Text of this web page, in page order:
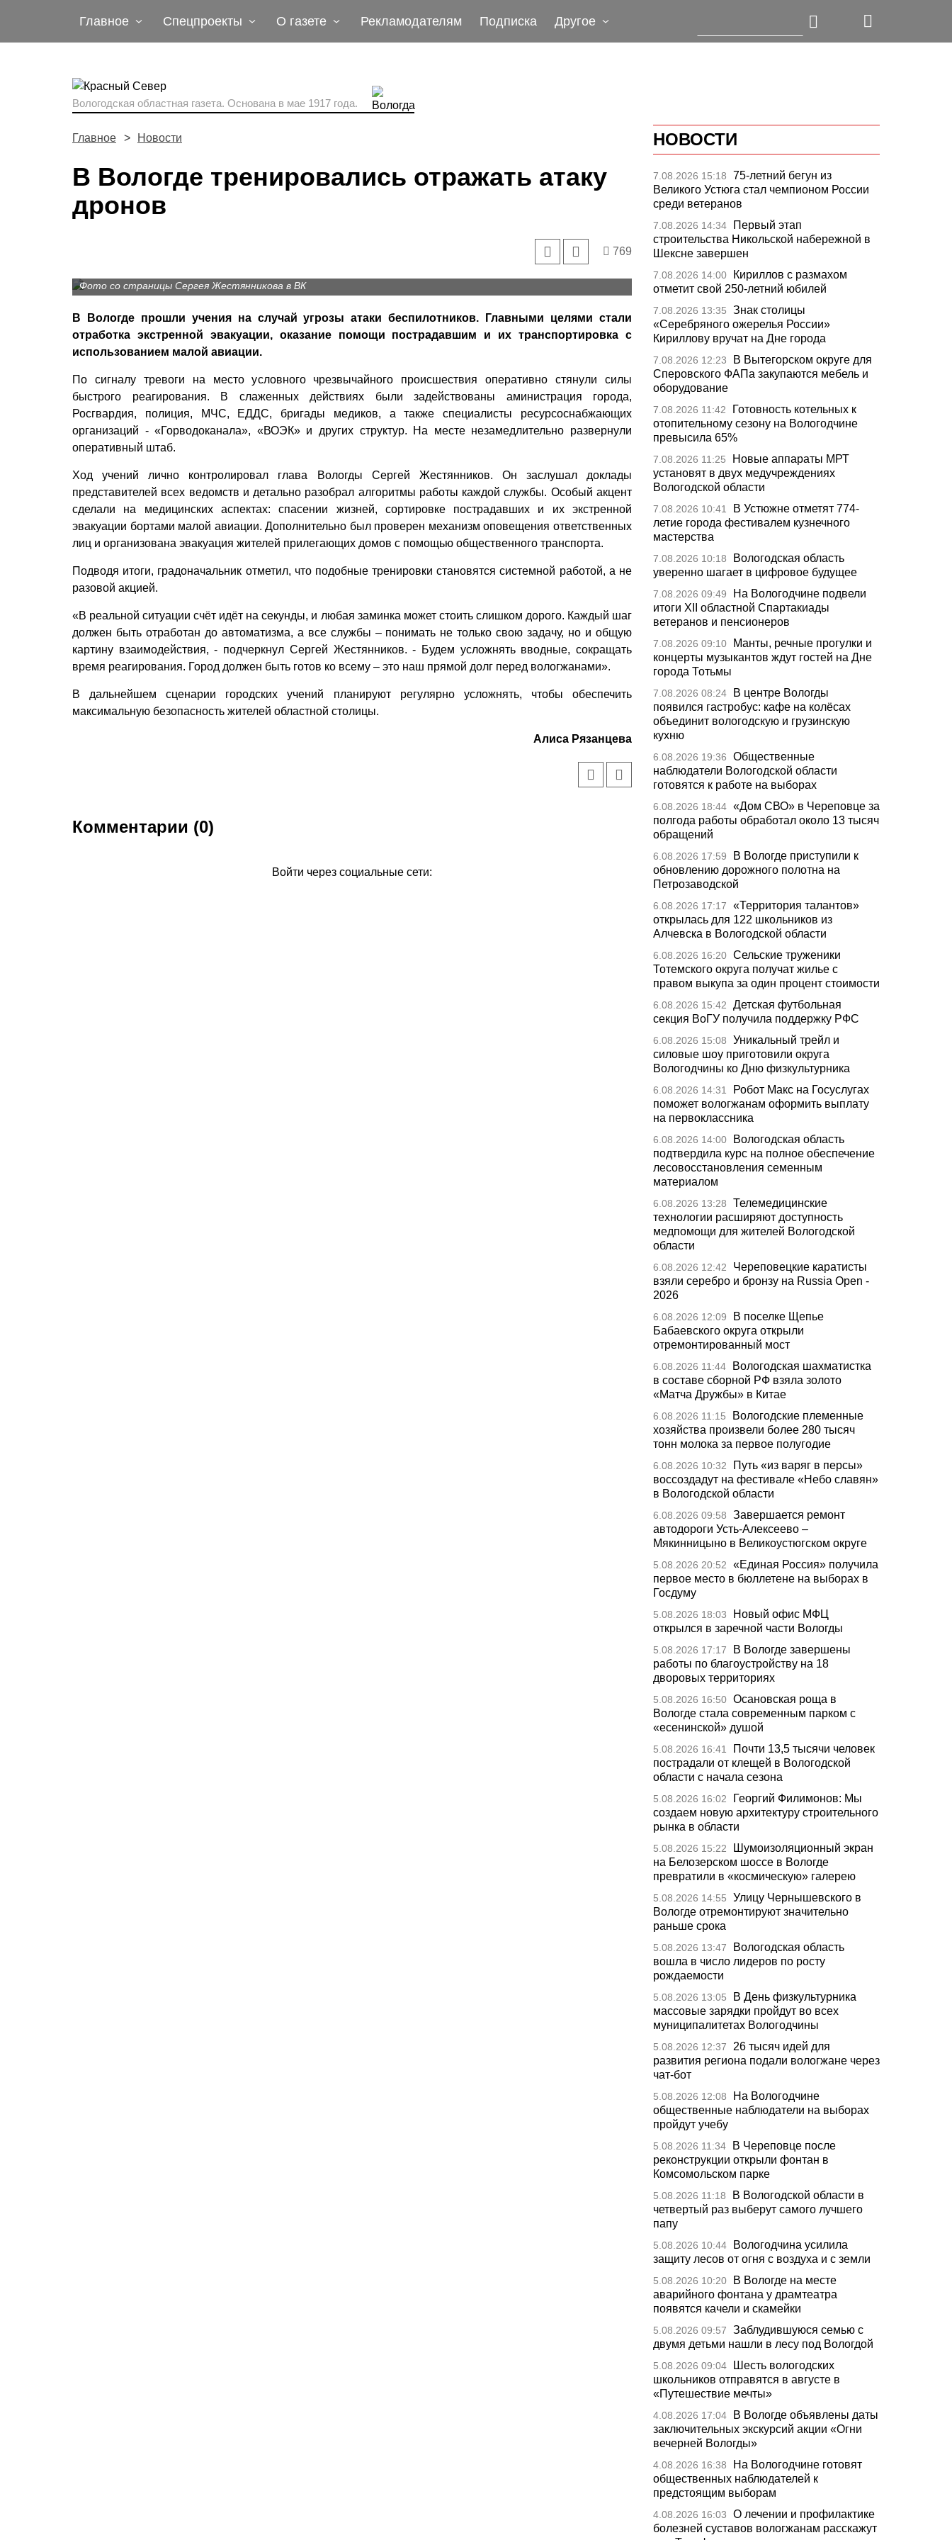
Главное Спецпроекты О газете Рекламодателям Подписка Другое
Вологодская областная газета. Основана в мае 1917 года.
Главное Новости
В Вологде тренировались отражать атаку
дронов
769
Фото со страницы Сергея Жестянникова в ВК
В Вологде прошли учения на случай угрозы атаки беспилотников. Главными целями стали
отработка экстренной эвакуации, оказание помощи пострадавшим и их транспортировка с
использованием малой авиации.
По сигналу тревоги на место условного чрезвычайного происшествия оперативно стянули силы
быстрого реагирования. В слаженных действиях были задействованы аминистрация города,
Росгвардия, полиция, МЧС, ЕДДС, бригады медиков, а также специалисты ресурсоснабжающих
организаций - «Горводоканала», «ВОЭК» и других структур. На месте незамедлительно развернули
оперативный штаб.
Ход учений лично контролировал глава Вологды Сергей Жестянников. Он заслушал доклады
представителей всех ведомств и детально разобрал алгоритмы работы каждой службы. Особый акцент
сделали на медицинских аспектах: спасении жизней, сортировке пострадавших и их экстренной
эвакуации бортами малой авиации. Дополнительно был проверен механизм оповещения ответственных
лиц и организована эвакуация жителей прилегающих домов с помощью общественного транспорта.
Подводя итоги, градоначальник отметил, что подобные тренировки становятся системной работой, а не
разовой акцией.
«В реальной ситуации счёт идёт на секунды, и любая заминка может стоить слишком дорого. Каждый шаг
должен быть отработан до автоматизма, а все службы – понимать не только свою задачу, но и общую
картину взаимодействия, - подчеркнул Сергей Жестянников. - Будем усложнять вводные, сокращать
время реагирования. Город должен быть готов ко всему – это наш прямой долг перед вологжанами».
В дальнейшем сценарии городских учений планируют регулярно усложнять, чтобы обеспечить
максимальную безопасность жителей областной столицы.
Алиса Рязанцева
Комментарии (0)
Войти через социальные сети:
НОВОСТИ
7.08.2026 15:18
75-летний бегун из
Великого Устюга стал чемпионом России
среди ветеранов
7.08.2026 14:34
Первый этап
строительства Никольской набережной в
Шексне завершен
7.08.2026 14:00
Кириллов с размахом
отметит свой 250-летний юбилей
7.08.2026 13:35
Знак столицы
«Серебряного ожерелья России»
Кириллову вручат на Дне города
7.08.2026 12:23
В Вытегорском округе для
Сперовского ФАПа закупаются мебель и
оборудование
7.08.2026 11:42
Готовность котельных к
отопительному сезону на Вологодчине
превысила 65%
7.08.2026 11:25
Новые аппараты МРТ
установят в двух медучреждениях
Вологодской области
7.08.2026 10:41
В Устюжне отметят 774-
летие города фестивалем кузнечного
мастерства
7.08.2026 10:18
Вологодская область
уверенно шагает в цифровое будущее
7.08.2026 09:49
На Вологодчине подвели
итоги XII областной Спартакиады
ветеранов и пенсионеров
7.08.2026 09:10
Манты, речные прогулки и
концерты музыкантов ждут гостей на Дне
города Тотьмы
7.08.2026 08:24
В центре Вологды
появился гастробус: кафе на колёсах
объединит вологодскую и грузинскую
кухню
6.08.2026 19:36
Общественные
наблюдатели Вологодской области
готовятся к работе на выборах
6.08.2026 18:44 «Дом СВО» в Череповце за
полгода работы обработал около 13 тысяч
обращений
6.08.2026 17:59
В Вологде приступили к
обновлению дорожного полотна на
Петрозаводской
6.08.2026 17:17
«Территория талантов»
открылась для 122 школьников из
Алчевска в Вологодской области
6.08.2026 16:20 Сельские труженики
Тотемского округа получат жилье с
правом выкупа за один процент стоимости
6.08.2026 15:42
Детская футбольная
секция ВоГУ получила поддержку РФС
6.08.2026 15:08
Уникальный трейл и
силовые шоу приготовили округа
Вологодчины ко Дню физкультурника
6.08.2026 14:31
Робот Макс на Госуслугах
поможет вологжанам оформить выплату
на первоклассника
6.08.2026 14:00
Вологодская область
подтвердила курс на полное обеспечение
лесовосстановления семенным
материалом
6.08.2026 13:28
Телемедицинские
технологии расширяют доступность
медпомощи для жителей Вологодской
области
6.08.2026 12:42
Череповецкие каратисты
взяли серебро и бронзу на Russia Open -
2026
6.08.2026 12:09
В поселке Щепье
Бабаевского округа открыли
отремонтированный мост
6.08.2026 11:44
Вологодская шахматистка
в составе сборной РФ взяла золото
«Матча Дружбы» в Китае
6.08.2026 11:15
Вологодские племенные
хозяйства произвели более 280 тысяч
тонн молока за первое полугодие
6.08.2026 10:32
Путь «из варяг в персы»
воссоздадут на фестивале «Небо славян»
в Вологодской области
6.08.2026 09:58
Завершается ремонт
автодороги Усть-Алексеево –
Мякинницыно в Великоустюгском округе
5.08.2026 20:52
«Единая Россия» получила
первое место в бюллетене на выборах в
Госдуму
5.08.2026 18:03
Новый офис МФЦ
открылся в заречной части Вологды
5.08.2026 17:17
В Вологде завершены
работы по благоустройству на 18
дворовых территориях
5.08.2026 16:50 Осановская роща в
Вологде стала современным парком с
«есенинской» душой
5.08.2026 16:41
Почти 13,5 тысячи человек
пострадали от клещей в Вологодской
области с начала сезона
5.08.2026 16:02
Георгий Филимонов: Мы
создаем новую архитектуру строительного
рынка в области
5.08.2026 15:22
Шумоизоляционный экран
на Белозерском шоссе в Вологде
превратили в «космическую» галерею
5.08.2026 14:55
Улицу Чернышевского в
Вологде отремонтируют значительно
раньше срока
5.08.2026 13:47
Вологодская область
вошла в число лидеров по росту
рождаемости
5.08.2026 13:05
В День физкультурника
массовые зарядки пройдут во всех
муниципалитетах Вологодчины
5.08.2026 12:37
26 тысяч идей для
развития региона подали вологжане через
чат-бот
5.08.2026 12:08
На Вологодчине
общественные наблюдатели на выборах
пройдут учебу
5.08.2026 11:34
В Череповце после
реконструкции открыли фонтан в
Комсомольском парке
5.08.2026 11:18
В Вологодской области в
четвертый раз выберут самого лучшего
папу
5.08.2026 10:44
Вологодчина усилила
защиту лесов от огня с воздуха и с земли
5.08.2026 10:20
В Вологде на месте
аварийного фонтана у драмтеатра
появятся качели и скамейки
5.08.2026 09:57
Заблудившуюся семью с
двумя детьми нашли в лесу под Вологдой
5.08.2026 09:04
Шесть вологодских
школьников отправятся в августе в
«Путешествие мечты»
4.08.2026 17:04
В Вологде объявлены даты
заключительных экскурсий акции «Огни
вечерней Вологды»
4.08.2026 16:38
На Вологодчине готовят
общественных наблюдателей к
предстоящим выборам
4.08.2026 16:03
О лечении и профилактике
болезней суставов вологжанам расскажут